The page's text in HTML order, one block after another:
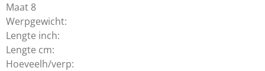
Maat 8
Werpgewicht:
Lengte inch:
Lengte cm:
Hoeveelh/verp: